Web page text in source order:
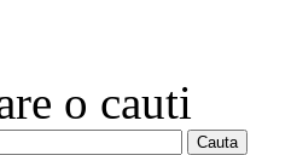
o cauti